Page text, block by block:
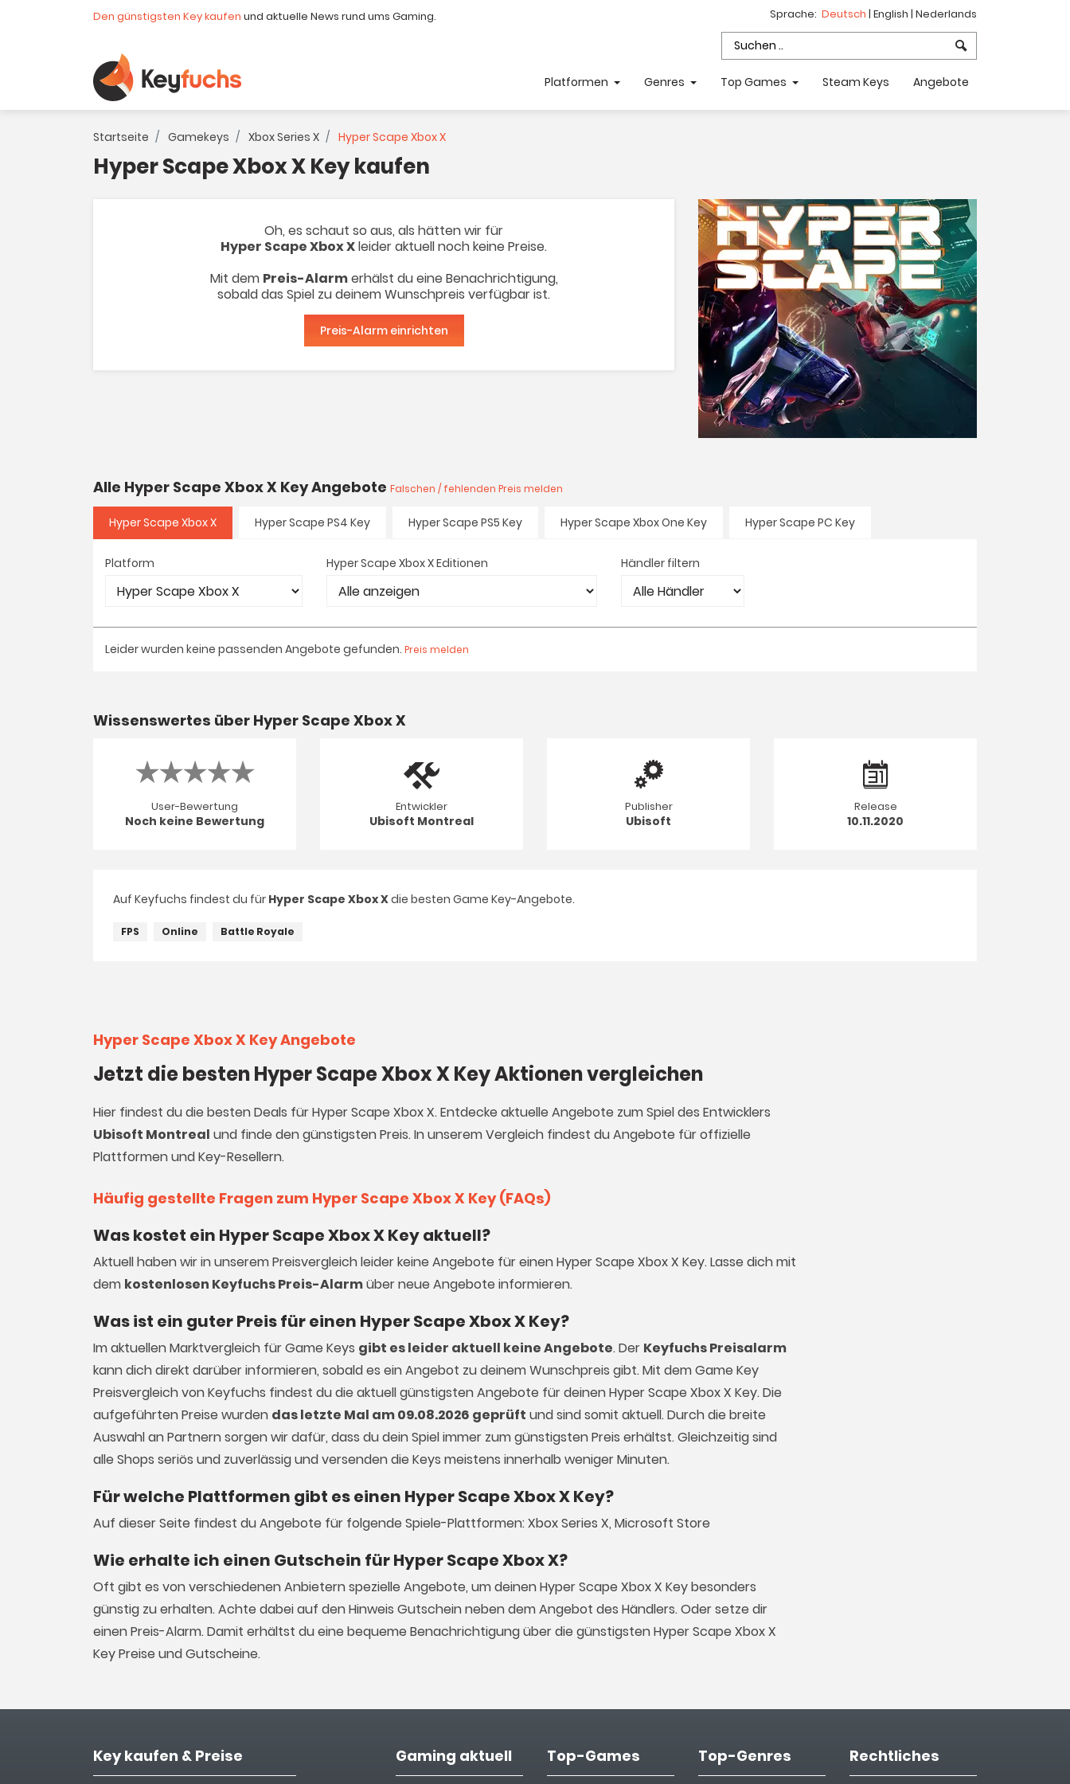
Den günstigsten Key kaufen und aktuelle News rund ums Gaming. Sprache: Deutsch | English | Nederlands
Platformen Genres Top Games Steam Keys Angebote
Startseite Gamekeys Xbox Series X Hyper Scape Xbox X
Hyper Scape Xbox X Key kaufen
Oh, es schaut so aus, als hätten wir für
Hyper Scape Xbox Xleider aktuell noch keine Preise.
Mit dem Preis-Alarmerhälst du eine Benachrichtigung,
sobald das Spiel zu deinem Wunschpreis verfügbar ist.
Preis-Alarm einrichten
Alle Hyper Scape Xbox X Key Angebote Falschen / fehlenden Preis melden
Hyper Scape Xbox X Hyper Scape PS4 Key Hyper Scape PS5 Key Hyper Scape Xbox One Key Hyper Scape PC Key
Platform Hyper Scape Xbox X Editionen Händler filtern
Leider wurden keine passenden Angebote gefunden. Preis melden
Wissenswertes über Hyper Scape Xbox X
User-Bewertung
Noch keine Bewertung
Entwickler
Ubisoft Montreal
Publisher
Ubisoft
Release
10.11.2020
Auf Keyfuchs findest du für Hyper Scape Xbox Xdie besten Game Key-Angebote.
FPS Online Battle Royale
Hyper Scape Xbox X Key Angebote
Jetzt die besten Hyper Scape Xbox X Key Aktionen vergleichen
Hier findest du die besten Deals für Hyper Scape Xbox X. Entdecke aktuelle Angebote zum Spiel des Entwicklers
Ubisoft Montreal und finde den günstigsten Preis. In unserem Vergleich findest du Angebote für offizielle
Plattformen und Key-Resellern.
Häufig gestellte Fragen zum Hyper Scape Xbox X Key (FAQs)
Was kostet ein Hyper Scape Xbox X Key aktuell?
Aktuell haben wir in unserem Preisvergleich leider keine Angebote für einen Hyper Scape Xbox X Key. Lasse dich mit
dem kostenlosen Keyfuchs Preis-Alarmüber neue Angebote informieren.
Was ist ein guter Preis für einen Hyper Scape Xbox X Key?
Im aktuellen Marktvergleich fürGame Keys gibt es leider aktuell keine Angebote. Der Keyfuchs Preisalarm
kann dich direkt darüber informieren, sobald es ein Angebot zu deinem Wunschpreis gibt. Mit dem Game Key
Preisvergleich von Keyfuchs findest du die aktuell günstigsten Angebote für deinen Hyper Scape Xbox X Key. Die
aufgeführten Preise wurden das letzte Mal am 09.08.2026 geprüft und sind somit aktuell. Durch die breite
Auswahl an Partnern sorgen wir dafür, dass du dein Spiel immer zum günstigsten Preis erhältst. Gleichzeitig sind
alle Shops seriös und zuverlässig und versenden die Keys meistens innerhalb weniger Minuten.
Für welche Plattformen gibt es einen Hyper Scape Xbox X Key?
Auf dieser Seite findest du Angebote für folgende Spiele-Plattformen: Xbox Series X, Microsoft Store
Wie erhalte ich einen Gutschein für Hyper Scape Xbox X?
Oft gibt es von verschiedenen Anbietern spezielle Angebote, um deinen Hyper Scape Xbox X Key besonders
günstig zu erhalten. Achte dabei auf den Hinweis Gutschein neben dem Angebot des Händlers. Oder setze dir
einen Preis-Alarm. Damit erhältst du eine bequeme Benachrichtigung über die günstigsten Hyper Scape Xbox X
Key Preise und Gutscheine.
Key kaufen & Preise Gaming aktuell Top-Games Top-Genres Rechtliches